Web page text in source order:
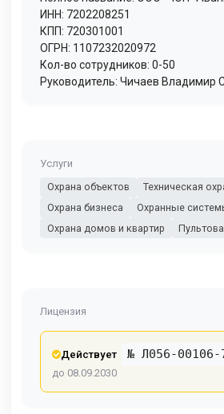
ИНН: 7202208251
КПП: 720301001
ОГРН: 1107232020972
Кол-во сотрудников: 0-50
Руководитель: Чичаев Владимир
Услуги
Охрана объектов
Техническая
Охрана бизнеса
Охранные
Охрана домов и квартир
Лицензия
Действует № Л056-00106-
до 08.09.2030